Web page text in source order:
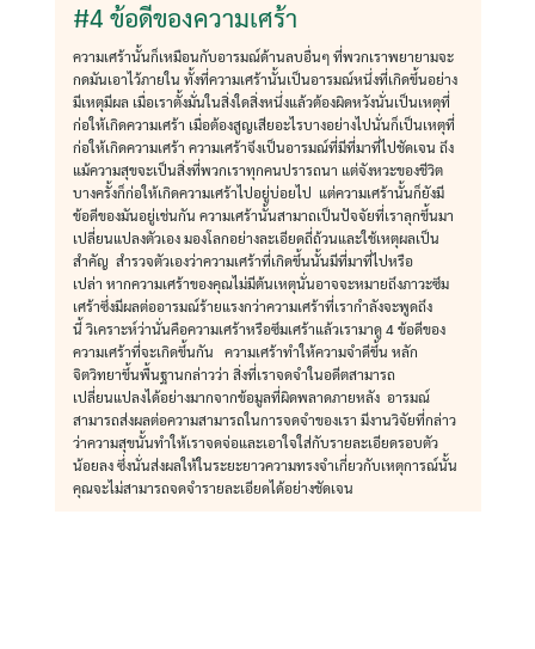
#4 ข้อดีของความเศร้า
ความเศร้านั้นก็เหมือนกับอารมณ์ด้านลบอื่นๆ ที่พวกเราพยายามจะ
กดมันเอาไว้ภายใน ทั้งที่ความเศร้านั้นเป็นอารมณ์หนึ่งที่เกิดขึ้นอย่าง
มีเหตุมีผล เมื่อเราตั้งมั่นในสิ่งใดสิ่งหนึ่งแล้วต้องผิดหวังนั่นเป็นเหตุที่
ก่อให้เกิดความเศร้า เมื่อต้องสูญเสียอะไรบางอย่างไปนั่นก็เป็นเหตุที่
ก่อให้เกิดความเศร้า ความเศร้าจึงเป็นอารมณ์ที่มีที่มาที่ไปชัดเจน ถึง
แม้ความสุขจะเป็นสิ่งที่พวกเราทุกคนปรารถนา แต่จังหวะของชีวิต
บางครั้งก็ก่อให้เกิดความเศร้าไปอยู่บ่อยไป แต่ความเศร้านั้นก็ยังมี
ข้อดีของมันอยู่เช่นกัน ความเศร้านั้นสามาถเป็นปัจจัยที่เราลุกขึ้นมา
เปลี่ยนแปลงตัวเอง มองโลกอย่างละเอียดถี่ถ้วนและใช้เหตุผลเป็น
สำคัญ สำรวจตัวเองว่าความเศร้าที่เกิดขึ้นนั้นมีที่มาที่ไปหรือ
เปล่า หากความเศร้าของคุณไม่มีต้นเหตุนั่นอาจจะหมายถึงภาวะซึม
เศร้าซึ่งมีผลต่ออารมณ์ร้ายแรงกว่าความเศร้าที่เรากำลังจะพูดถึง
นี้ วิเคราะห์ว่านั่นคือความเศร้าหรือซึมเศร้าแล้วเรามาดู 4 ข้อดีของ
ความเศร้าที่จะเกิดขึ้นกัน ความเศร้าทำให้ความจำดีขึ้น หลัก
จิตวิทยาขึ้นพื้นฐานกล่าวว่า สิ่งที่เราจดจำในอดีตสามารถ
เปลี่ยนแปลงได้อย่างมากจากข้อมูลที่ผิดพลาดภายหลัง อารมณ์
สามารถส่งผลต่อความสามารถในการจดจำของเรา มีงานวิจัยที่กล่าว
ว่าความสุขนั้นทำให้เราจดจ่อและเอาใจใส่กับรายละเอียดรอบตัว
น้อยลง ซึ่งนั่นส่งผลให้ในระยะยาวความทรงจำเกี่ยวกับเหตุการณ์นั้น
คุณจะไม่สามารถจดจำรายละเอียดได้อย่างชัดเจน